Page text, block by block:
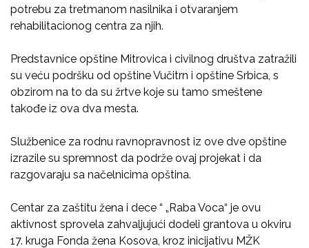
potrebu za tretmanom nasilnika i otvaranjem
rehabilitacionog centra za njih.
Predstavnice opštine Mitrovica i civilnog društva zatražili
su veću podršku od opštine Vučitrn i opštine Srbica, s
obzirom na to da su žrtve koje su tamo smeštene
takođe iz ova dva mesta.
Službenice za rodnu ravnopravnost iz ove dve opštine
izrazile su spremnost da podrže ovaj projekat i da
razgovaraju sa načelnicima opština.
Centar za zaštitu žena i dece “ „Raba Voca“ je ovu
aktivnost sprovela zahvaljujući dodeli grantova u okviru
17. kruga Fonda žena Kosova, kroz inicijativu MŽK